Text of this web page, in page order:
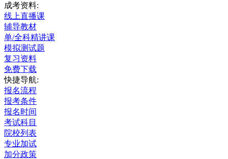
成考资料:
线上直播课
辅导教材
单/全科精讲课
模拟测试题
复习资料
免费下载
快捷导航:
报名流程
报考条件
报名时间
考试科目
院校列表
专业加试
加分政策